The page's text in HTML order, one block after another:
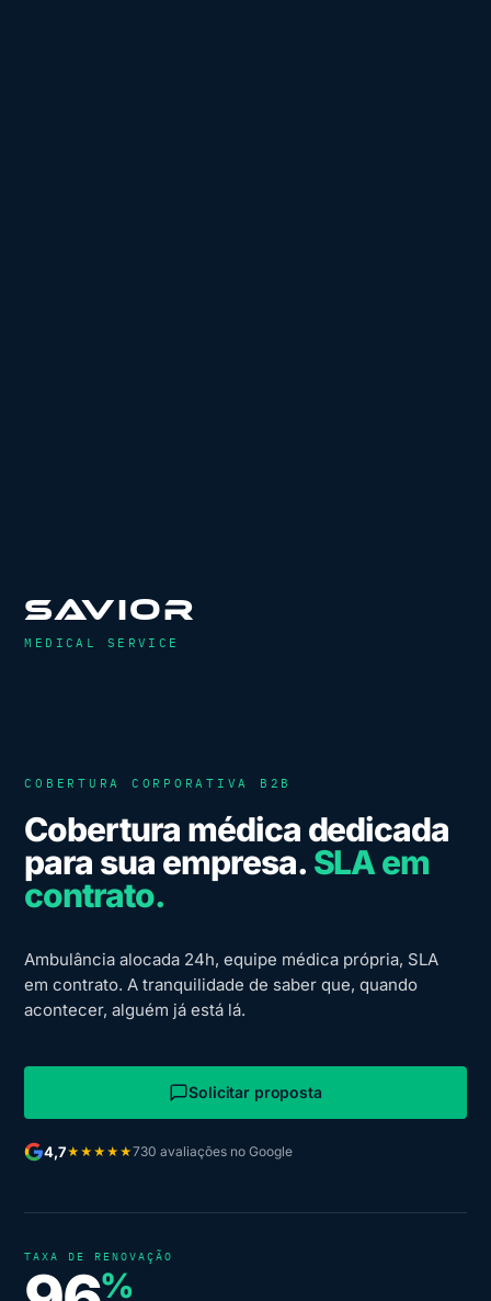
SAVIOR
MEDICAL SERVICE
COBERTURA CORPORATIVA B2B
Cobertura médica dedicada
para sua empresa. SLA em
contrato.
Ambulância alocada 24h, equipe médica própria, SLA
em contrato. A tranquilidade de saber que, quando
acontecer, alguém já está lá.
Solicitar proposta
4,7★★★★★730 avaliações no Google
TAXA DE RENOVAÇÃO
%